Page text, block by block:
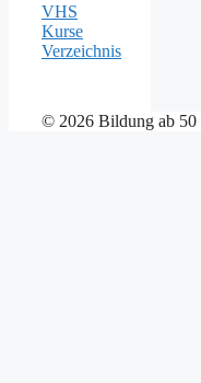
VHS
Kurse
Verzeichnis
© 2026 Bildung ab 50